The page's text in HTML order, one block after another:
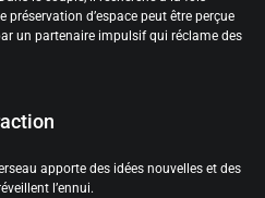
préservation d’espace peut être perçue
un partenaire impulsif qui réclame des
apporte des idées nouvelles et des
l’ennui.